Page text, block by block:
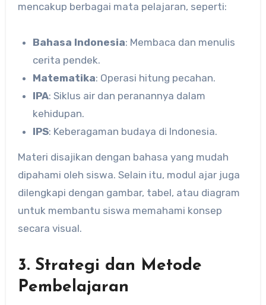
mencakup berbagai mata pelajaran, seperti:
Bahasa Indonesia: Membaca dan menulis
cerita pendek.
Matematika: Operasi hitung pecahan.
IPA: Siklus air dan peranannya dalam
kehidupan.
IPS: Keberagaman budaya di Indonesia.
Materi disajikan dengan bahasa yang mudah
dipahami oleh siswa. Selain itu, modul ajar juga
dilengkapi dengan gambar, tabel, atau diagram
untuk membantu siswa memahami konsep
secara visual.
3. Strategi dan Metode
Pembelajaran